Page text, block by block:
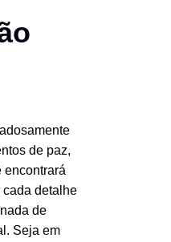
de paz,
encontrará
cada detalhe
de
Seja em